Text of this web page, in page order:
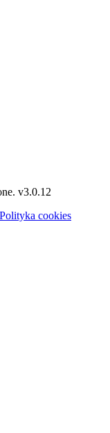
v3.0.12
Polityka cookies